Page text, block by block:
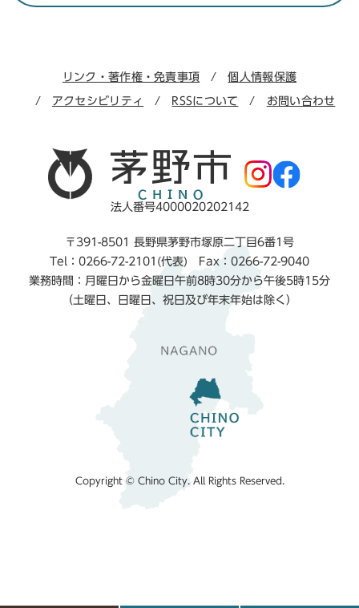
リンク・著作権・免責事項 個人情報保護
アクセシビリティ RSSについて お問い合わせ
法人番号4000020202142
〒391-8501 長野県茅野市塚原二丁目6番1号
Tel：0266-72-2101(代表) Fax：0266-72-9040
業務時間：月曜日から金曜日午前8時30分から午後5時15分
（土曜日、日曜日、祝日及び年末年始は除く）
Copyright © Chino City. All Rights Reserved.